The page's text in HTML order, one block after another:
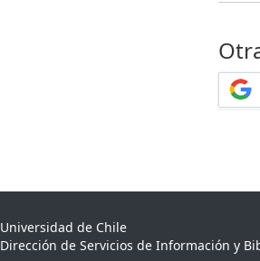
Universidad de Chile
Dirección de Servicios de Información y